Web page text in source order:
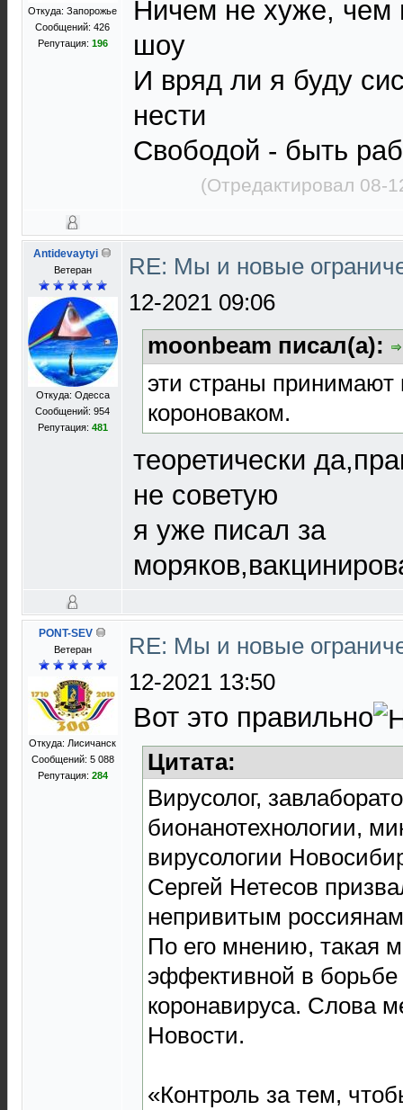
Откуда: Запорожье
Сообщений: 426
Репутация: 196
Ничем не хуже, чем
шоу
И вряд ли я буду
нести
Свободой - быть
(Отредактировал 08-
Antidevaytyi
Ветеран
Откуда: Одесса
Сообщений: 954
Репутация: 481
RE: Мы и новые
12-2021 09:06
moonbeam писал(а):
эти страны принимают
короноваком.
теоретически
не советую
я уже писал за
PONT-SEV
Ветеран
Откуда: Лисичанск
Сообщений: 5 088
Репутация: 284
RE: Мы и новые
12-2021 13:50
Вот это правильно
Цитата:
Вирусолог,
бионанотехнологии,
вирусологии
Сергей Нетесов
непривитым
По его мнению, такая
эффективной в борьбе
коронавируса. Слова
Новости.
«Контроль за тем,